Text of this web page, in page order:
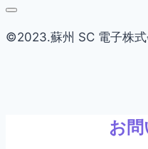
©2023.蘇州 SC 電子株式
お